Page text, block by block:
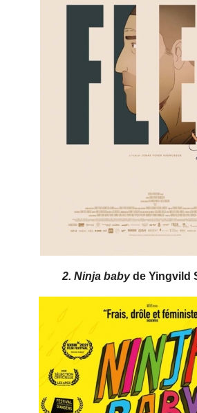
2. Ninja babyde Yingvild